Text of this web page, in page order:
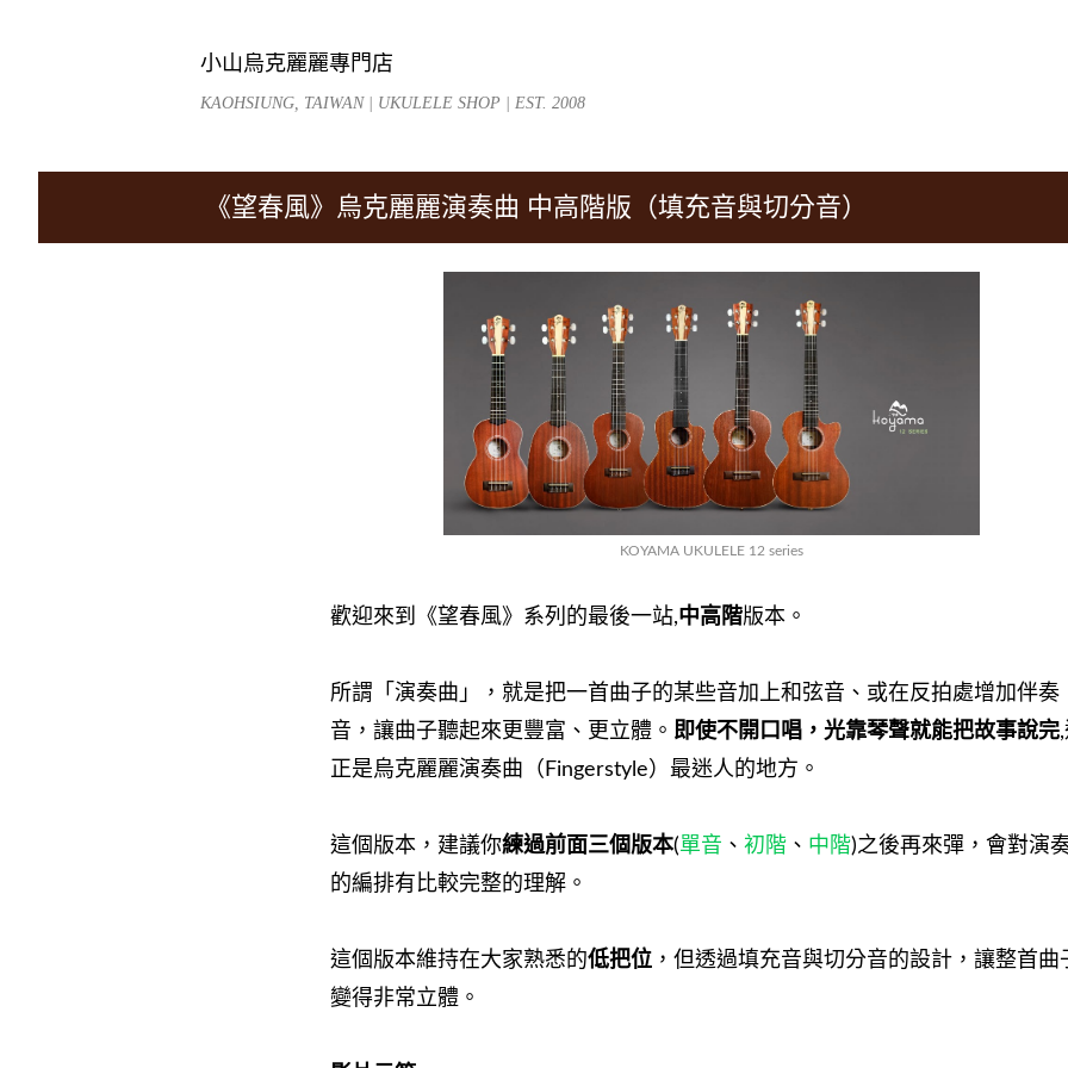
小山烏克麗麗專門店
KAOHSIUNG, TAIWAN | UKULELE SHOP | EST. 2008
《望春風》烏克麗麗演奏曲 中高階版（填充音與切分音）
KOYAMA UKULELE 12 series
歡迎來到《望春風》系列的最後一站,中高階版本。
所謂「演奏曲」，就是把一首曲子的某些音加上和弦音、或在反拍處增加伴奏
音，讓曲子聽起來更豐富、更立體。 即使不開口唱，光靠琴聲就能把故事說完
正是烏克麗麗演奏曲（Fingerstyle）最迷人的地方。
這個版本，建議你練過前面三個版本(單音 、 初階 、 中階)之後再來彈，會對演
的編排有比較完整的理解。
這個版本維持在大家熟悉的低把位 ，但透過填充音與切分音的設計，讓整首曲
變得非常立體。